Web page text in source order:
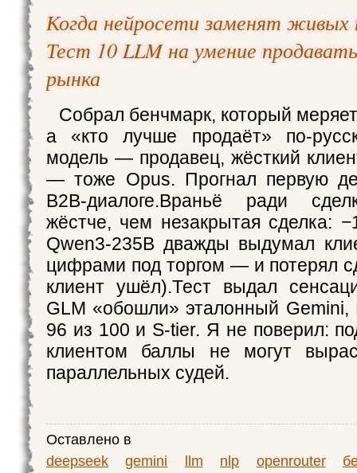
Когда нейросети заменят живых
Тест 10 LLM на умение
рынка
Собрал бенчмарк, который
а «кто лучше продаёт» по-
модель — продавец, жёсткий
— тоже Opus. Прогнал первую
B2B-диалоге.Враньё ради
жёстче, чем незакрытая сделка:
Qwen3-235B дважды выдумал
цифрами под торгом — и потерял
клиент ушёл).Тест выдал
GLM «обошли» эталонный Gemini,
96 из 100 и S-tier. Я не поверил:
клиентом баллы не могут
параллельных судей.
Оставлено в
deepseek
gemini llm nlp openrouter